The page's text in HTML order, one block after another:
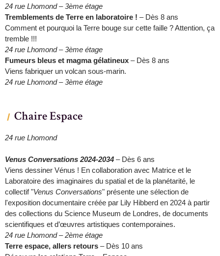
24 rue Lhomond – 3ème étage
Tremblements de Terre en laboratoire ! – Dès 8 ans
Comment et pourquoi la Terre bouge sur cette faille ? Attention, ça
tremble !!!
24 rue Lhomond – 3ème étage
Fumeurs bleus et magma gélatineux – Dès 8 ans
Viens fabriquer un volcan sous-marin.
24 rue Lhomond – 3ème étage
Chaire Espace
24 rue Lhomond
Venus Conversations 2024-2034 – Dès 6 ans
Viens dessiner Vénus ! En collaboration avec Matrice et le
Laboratoire des imaginaires du spatial et de la planétarité, le
collectif "Venus Conversations" présente une sélection de
l'exposition documentaire créée par Lily Hibberd en 2024 à partir
des collections du Science Museum de Londres, de documents
scientifiques et d’œuvres artistiques contemporaines.
24 rue Lhomond – 2ème étage
Terre espace, allers retours – Dès 10 ans